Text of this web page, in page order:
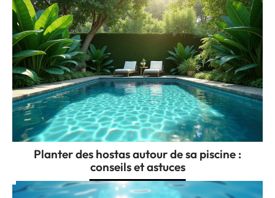
Planter des hostas autour de sa piscine :
conseils et astuces